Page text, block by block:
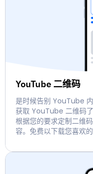
YouTube 二维码
是时候告别 YouTube
获取 YouTube 二维码
根据您的要求定制二维
容。免费以下载您喜欢